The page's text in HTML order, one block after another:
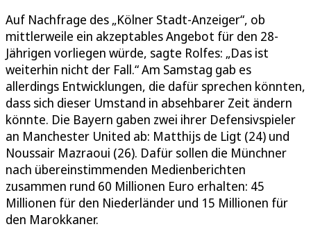
Auf Nachfrage des „Kölner Stadt-Anzeiger“, ob
mittlerweile ein akzeptables Angebot für den 28-
Jährigen vorliegen würde, sagte Rolfes: „Das ist
weiterhin nicht der Fall.“ Am Samstag gab es
allerdings Entwicklungen, die dafür sprechen könnten,
dass sich dieser Umstand in absehbarer Zeit ändern
könnte. Die Bayern gaben zwei ihrer Defensivspieler
an Manchester United ab: Matthijs de Ligt (24) und
Noussair Mazraoui (26). Dafür sollen die Münchner
nach übereinstimmenden Medienberichten
zusammen rund 60 Millionen Euro erhalten: 45
Millionen für den Niederländer und 15 Millionen für
den Marokkaner.